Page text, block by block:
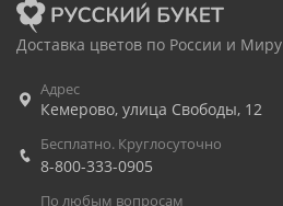
Доставка цветов по России и Миру
Адрес
Кемерово, улица Свободы, 12
Бесплатно. Круглосуточно
8-800-333-0905
По любым вопросам